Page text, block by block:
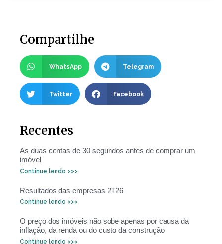
Compartilhe
WhatsApp Telegram
Twitter Facebook
Recentes
As duas contas de 30 segundos antes de comprar um
imóvel
Continue lendo >>>
Resultados das empresas 2T26
Continue lendo >>>
O preço dos imóveis não sobe apenas por causa da
inflação, da renda ou do custo da construção
Continue lendo >>>